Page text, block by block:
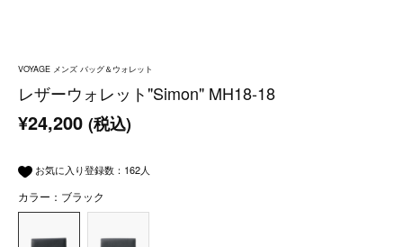
VOYAGE メンズ バッグ＆ウォレット
レザーウォレット"Simon" MH18-18
¥24,200 (税込)
お気に入り登録数： 162人
カラー：ブラック